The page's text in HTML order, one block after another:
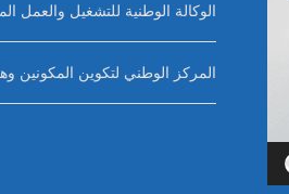
الوكالة الوطنية للتشغيل والعمل
المركز الوطني لتكوين المكونين